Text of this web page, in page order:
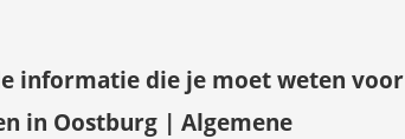
informatie die je moet weten voor
in Oostburg | Algemene